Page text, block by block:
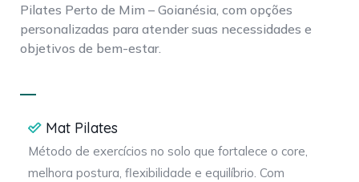
Conheça também a VOLL Pilates
e explore nossos blogs
de Pilates Educação Física
Pilates Perto de Mim – Goianésia, com opções
personalizadas para atender suas necessidades e
objetivos de bem-estar.
Mat Pilates
Método de exercícios no solo que fortalece o core,
melhora postura, flexibilidade e equilíbrio. Com